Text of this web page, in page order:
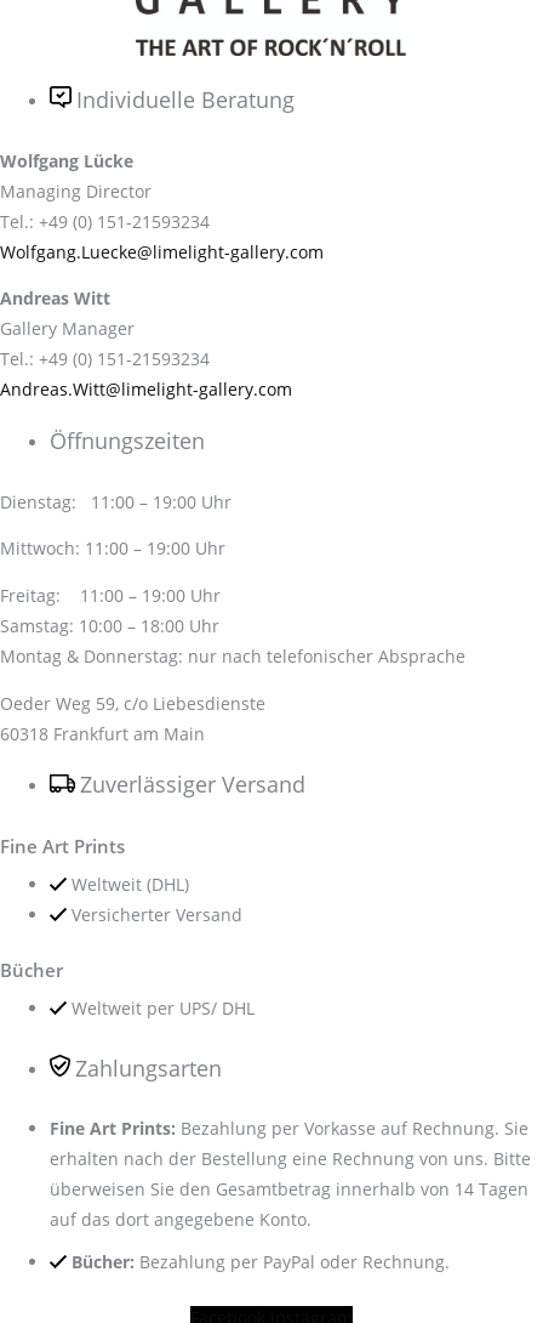
Individuelle Beratung
Wolfgang Lücke
Managing Director
Tel.: +49 (0) 151-21593234
Wolfgang.Luecke@limelight-gallery.com
Andreas Witt
Gallery Manager
Tel.: +49 (0) 151-21593234
Andreas.Witt@limelight-gallery.com
Öffnungszeiten
Dienstag: 11:00 – 19:00 Uhr
Mittwoch: 11:00 – 19:00 Uhr
Freitag: 11:00 – 19:00 Uhr
Samstag: 10:00 – 18:00 Uhr
Montag & Donnerstag: nur nach telefonischer Absprache
Oeder Weg 59, c/o Liebesdienste
60318 Frankfurt am Main
Zuverlässiger Versand
Fine Art Prints
Weltweit (DHL)
Versicherter Versand
Bücher
Weltweit per UPS/ DHL
Zahlungsarten
Fine Art Prints: Bezahlung per Vorkasse auf Rechnung. Sie
erhalten nach der Bestellung eine Rechnung von uns. Bitte
überweisen Sie den Gesamtbetrag innerhalb von 14 Tagen
auf das dort angegebene Konto.
Bücher: Bezahlung per PayPal oder Rechnung.